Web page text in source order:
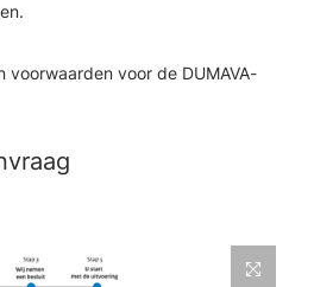
voorwaarden voor de DUMAVA-